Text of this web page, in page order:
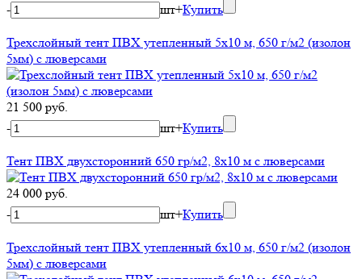
-
шт+Купить
Трехслойный тент ПВХ утепленный 5х10 м, 650 г/м2 (изолон
5мм) с люверсами
21 500 руб.
-
шт+Купить
Тент ПВХ двухсторонний 650 гр/м2, 8х10 м с люверсами
24 000 руб.
-
шт+Купить
Трехслойный тент ПВХ утепленный 6х10 м, 650 г/м2 (изолон
5мм) с люверсами